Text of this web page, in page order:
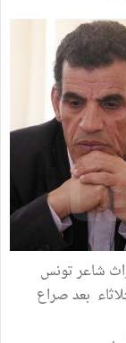
شاعر تونس
بعد صراع